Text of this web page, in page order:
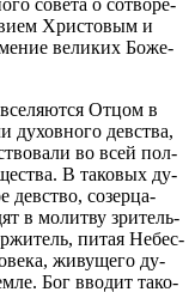
со­ве­та о со­тво­ре­
Хри­сто­вым и
ве­ли­ких Бо­же­
Отцом в
ду­хов­но­го дев­ства,
во всей пол­
В та­ко­вых ду­
дев­ство, со­зер­ца­
в мо­лит­ву зри­тель­
питая Небес­
жи­ву­ще­го ду­
Бог вво­дит та­ко­